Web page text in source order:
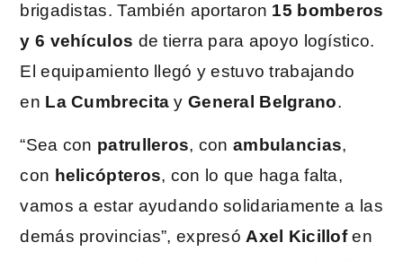
brigadistas. También aportaron 15 bomberos
y 6 vehículos de tierra para apoyo logístico.
El equipamiento llegó y estuvo trabajando
en La Cumbrecitay General Belgrano.
“Sea con patrulleros, con ambulancias,
con helicópteros, con lo que haga falta,
vamos a estar ayudando solidariamente a las
demás provincias”, expresóAxel Kicillofen